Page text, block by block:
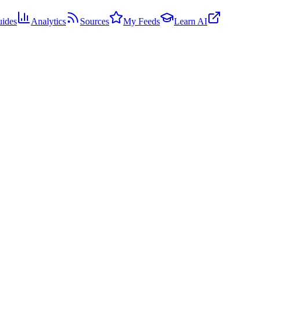
Analytics Sources My Feeds
Learn AI